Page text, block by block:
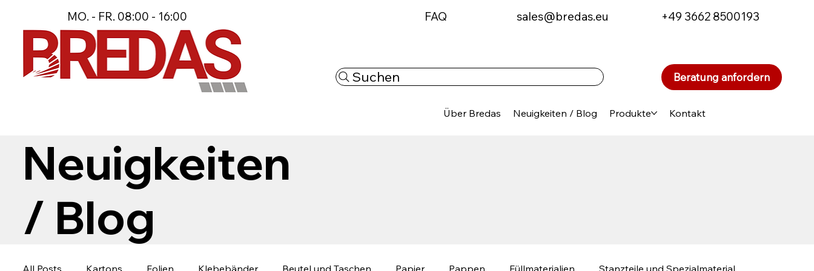
MO. - FR. 08:00 - 16:00
Über Bredas Neuigkeiten / Blog Produkte Kontakt
FAQ
Suchen
sales@bredas.eu +49 3662 8500193
Beratung anfordern
Neuigkeiten
/ Blog
All Posts Kartons Folien Klebebänder Beutel und Taschen Papier Pappen Füllmaterialien Stanzteile und Spezialmaterial